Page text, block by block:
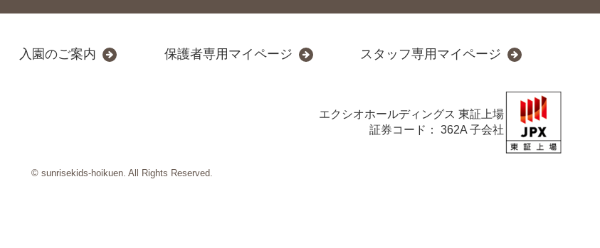
入園のご案内 保護者専用マイページ スタッフ専用マイページ
エクシオホールディングス 東証上場
証券コード： 362A 子会社
© sunrisekids-hoikuen. All Rights Reserved.